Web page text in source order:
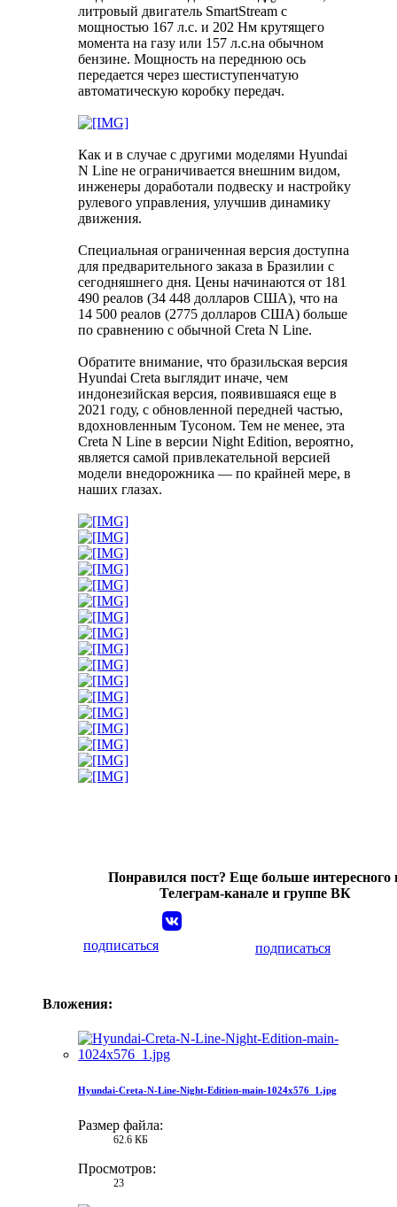
литровый двигатель SmartStream с
мощностью 167 л.с. и 202 Нм крутящего
момента на газу или 157 л.с.на обычном
бензине. Мощность на переднюю ось
передается через шестиступенчатую
автоматическую коробку передач.
Как и в случае с другими моделями Hyundai
N Line не ограничивается внешним видом,
инженеры доработали подвеску и настройку
рулевого управления, улучшив динамику
движения.
Специальная ограниченная версия доступна
для предварительного заказа в Бразилии с
сегодняшнего дня. Цены начинаются от 181
490 реалов (34 448 долларов США), что на
14 500 реалов (2775 долларов США) больше
по сравнению с обычной Creta N Line.
Обратите внимание, что бразильская версия
Hyundai Creta выглядит иначе, чем
индонезийская версия, появившаяся еще в
2021 году, с обновленной передней частью,
вдохновленным Тусоном. Тем не менее, эта
Creta N Line в версии Night Edition, вероятно,
является самой привлекательной версией
модели внедорожника — по крайней мере, в
наших глазах.
Понравился пост? Еще больше интересного
Телеграм-канале и группе ВК
подписаться подписаться
Вложения:
Hyundai-Creta-N-Line-Night-Edition-main-1024x576_1.jpg
Размер файла:
62.6 КБ
Просмотров:
23